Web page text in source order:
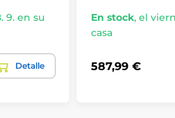
electrónico Tactical K9-800
a su perro sin correa
9. en su
Detalle
En stock, el
casa
587,99 €